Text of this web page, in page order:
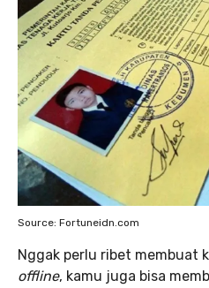
Source: Fortuneidn.com
Nggak perlu ribet membuat
offline, kamu juga bisa